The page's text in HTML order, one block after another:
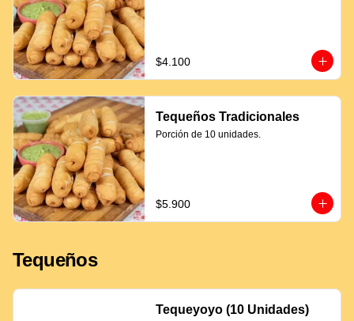
$4.100
Tequeños Tradicionales
Porción de 10 unidades.
$5.900
Tequeños
Tequeyoyo (10 Unidades)